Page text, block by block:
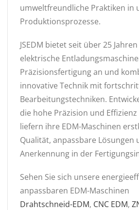
umweltfreundliche Praktiken in
Produktionsprozesse.
JSEDM bietet seit über 25
elektrische
Präzisionsfertigung an und
innovative Technik mit
Bearbeitungstechniken.
die hohe Präzision und
liefern ihre EDM-Maschinen
Qualität, anpassbare Lösungen
Anerkennung in der
Sehen Sie sich unsere
anpassbaren EDM-Maschinen
Drahtschneid-EDM, CNC EDM,